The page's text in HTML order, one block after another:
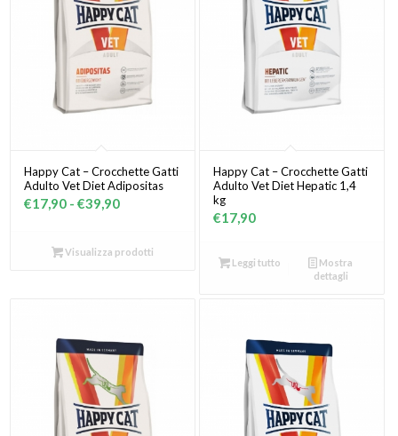
Happy Cat – Crocchette Gatti
Adulto Vet Diet Adipositas
€17,90 - €39,90Fascia
prezzo:
Visualizza prodotti
Happy Cat – Crocchette Gatti
Adulto Vet Diet Hepatic 1,4
kg
€17,90
Leggi tutto
Mostra
dettagli